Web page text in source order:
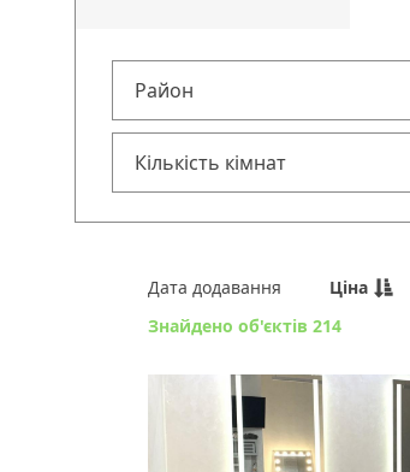
Дата додавання Ціна
Знайдено об'єктів 214